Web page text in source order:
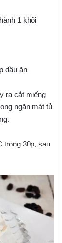
1 khối
dầu ăn
ra cắt miếng
ngăn mát tủ
trong 30p, sau